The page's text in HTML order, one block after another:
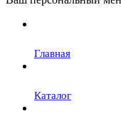
Главная
Каталог